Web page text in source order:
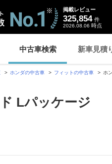
掲載レビュー
325,854 件
2026.08.06 時点
中古車検索 新車見積
ホンダの中古車 フィットの中古車 ホ
Lパッケージ